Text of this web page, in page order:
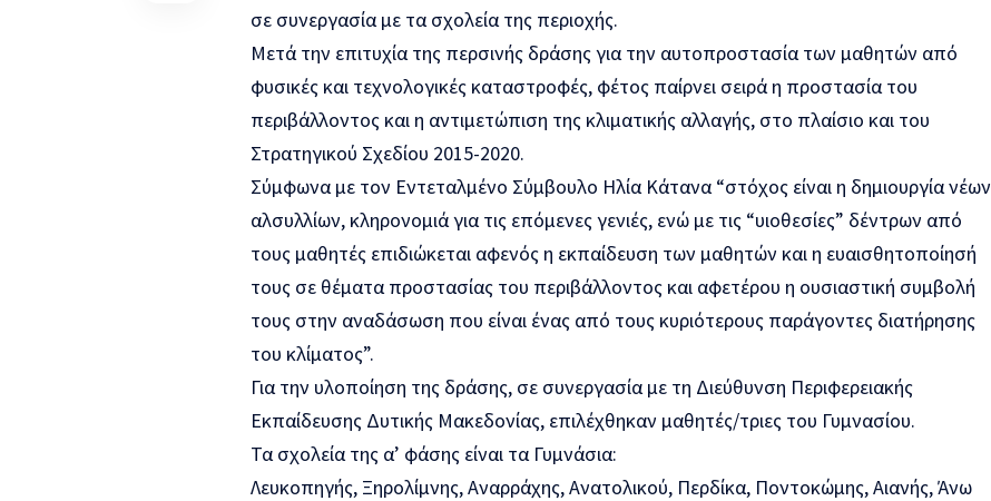
σε συνεργασία με τα σχολεία της περιοχής.
Μετά την επιτυχία της περσινής δράσης για την αυτοπροστασία των μαθητών από
φυσικές και τεχνολογικές καταστροφές, φέτος παίρνει σειρά η προστασία του
περιβάλλοντος και η αντιμετώπιση της κλιματικής αλλαγής, στο πλαίσιο και του
Στρατηγικού Σχεδίου 2015-2020.
Σύμφωνα με τον Εντεταλμένο Σύμβουλο Ηλία Κάτανα “στόχος είναι η δημιουργία νέων
αλσυλλίων, κληρονομιά για τις επόμενες γενιές, ενώ με τις “υιοθεσίες” δέντρων από
τους μαθητές επιδιώκεται αφενός η εκπαίδευση των μαθητών και η ευαισθητοποίησή
τους σε θέματα προστασίας του περιβάλλοντος και αφετέρου η ουσιαστική συμβολή
τους στην αναδάσωση που είναι ένας από τους κυριότερους παράγοντες διατήρησης
του κλίματος”.
Για την υλοποίηση της δράσης, σε συνεργασία με τη Διεύθυνση Περιφερειακής
Εκπαίδευσης Δυτικής Μακεδονίας, επιλέχθηκαν μαθητές/τριες του Γυμνασίου.
Τα σχολεία της α’ φάσης είναι τα Γυμνάσια:
Λευκοπηγής, Ξηρολίμνης, Αναρράχης, Ανατολικού, Περδίκα, Ποντοκώμης, Αιανής, Άνω